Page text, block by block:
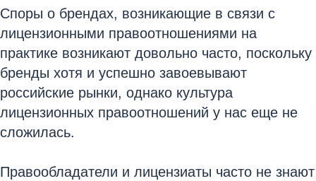
Споры о брендах, возникающие в связи с
лицензионными правоотношениями на
практике возникают довольно часто, поскольку
бренды хотя и успешно завоевывают
российские рынки, однако культура
лицензионных правоотношений у нас еще не
сложилась.
Правообладатели и лицензиаты часто не знают